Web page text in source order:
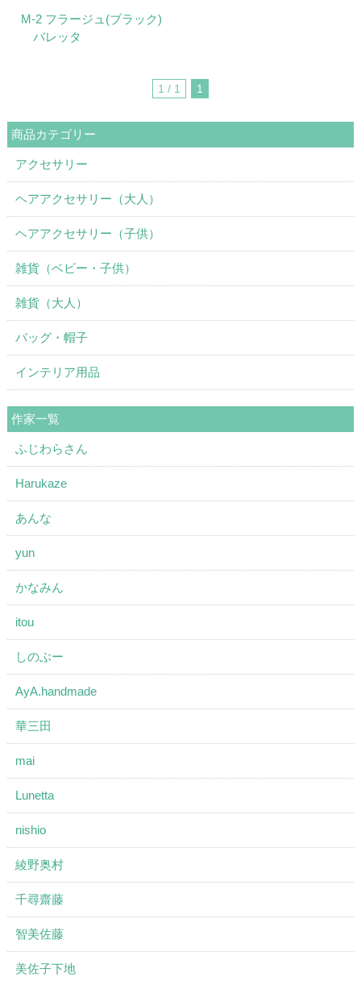
M-2 フラージュ(ブラック)
バレッタ
1 / 1 1
商品カテゴリー
アクセサリー
ヘアアクセサリー（大人）
ヘアアクセサリー（子供）
雑貨（ベビー・子供）
雑貨（大人）
バッグ・帽子
インテリア用品
作家一覧
ふじわらさん
Harukaze
あんな
yun
かなみん
itou
しのぶー
AyA.handmade
華三田
mai
Lunetta
nishio
綾野奥村
千尋齋藤
智美佐藤
美佐子下地